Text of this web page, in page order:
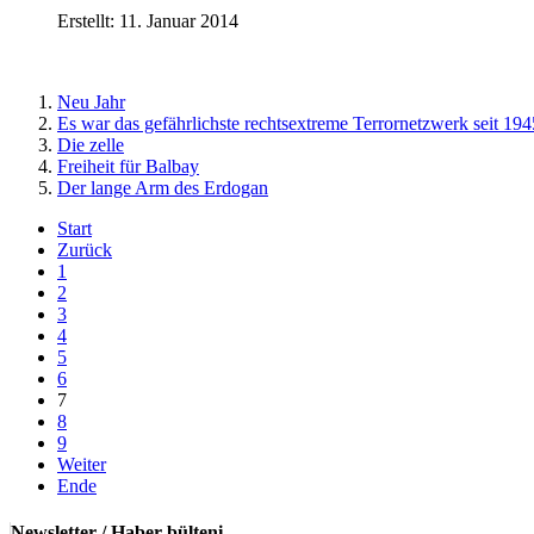
Erstellt: 11. Januar 2014
Neu Jahr
Es war das gefährlichste rechtsextreme Terrornetzwerk seit
Die zelle
Freiheit für Balbay
Der lange Arm des Erdogan
Start
Zurück
1
2
3
4
5
6
7
8
9
Weiter
Ende